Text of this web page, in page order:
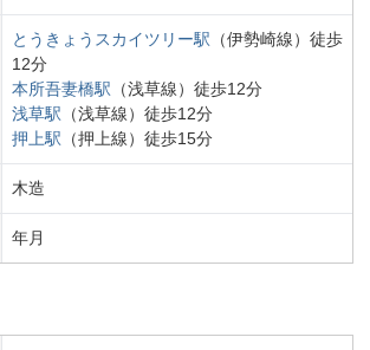
とうきょうスカイツリー駅 （伊勢崎線） 徒歩
12分
本所吾妻橋駅 （浅草線） 徒歩12分
浅草駅 （浅草線） 徒歩12分
押上駅 （押上線） 徒歩15分
木造
年月